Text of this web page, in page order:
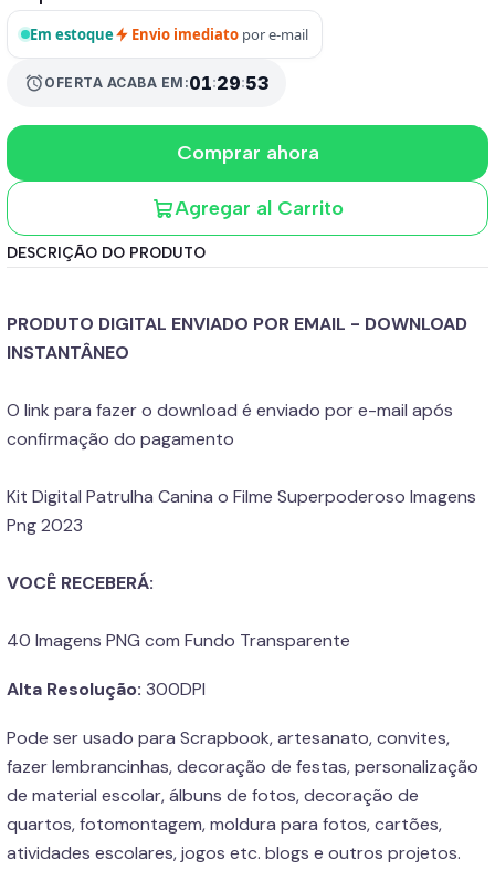
Em estoque Envio imediato por e-mail
alarmOFERTA ACABA EM:01:29:53
Agregar al Carrito
Comprar ahora
DESCRIÇÃO DO PRODUTO
PRODUTO DIGITAL ENVIADO POR EMAIL - DOWNLOAD
INSTANTÂNEO
O link para fazer o download é enviado por e-mail após
confirmação do pagamento
Kit Digital Patrulha Canina o Filme Superpoderoso Imagens
Png 2023
VOCÊ RECEBERÁ:
40 Imagens PNG com Fundo Transparente
Alta Resolução: 300DPI
Pode ser usado para Scrapbook, artesanato, convites,
fazer lembrancinhas, decoração de festas, personalização
de material escolar, álbuns de fotos, decoração de
quartos, fotomontagem, moldura para fotos, cartões,
atividades escolares, jogos etc. blogs e outros projetos.